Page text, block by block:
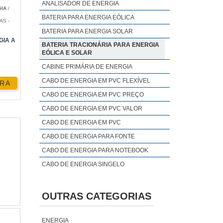
/
-
A
ANALISADOR DE ENERGIA
BATERIA PARA ENERGIA EÓLICA
BATERIA PARA ENERGIA SOLAR
BATERIA TRACIONÁRIA PARA ENERGIA
EÓLICA E SOLAR
CABINE PRIMÁRIA DE ENERGIA
CABO DE ENERGIA EM PVC FLEXÍVEL
CABO DE ENERGIA EM PVC PREÇO
CABO DE ENERGIA EM PVC VALOR
CABO DE ENERGIA EM PVC
CABO DE ENERGIA PARA FONTE
CABO DE ENERGIA PARA NOTEBOOK
CABO DE ENERGIA SINGELO
COMBATE A PERDAS DE ENERGIA
CONSERTO DE CONVERSORES DE
OUTRAS CATEGORIAS
ENERGIA